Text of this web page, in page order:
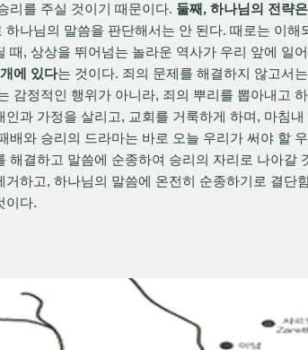
리를 주실 것이기 때문이다. 둘째, 하나님의 전략
나님의 말씀을 판단해서는 안 된다. 때로는 이해
, 상상을 뛰어넘는 놀라운 역사가 우리 앞에 일
에 있다는 것이다. 죄의 문제를 해결하지 않고서
감정적인 행위가 아니라, 죄의 뿌리를 뽑아내고
과 가정을 살리고, 교회를 거룩하게 하며, 마침
와 승리의 드라마는 바로 오늘 우리가 써야 할
결하고 말씀에 순종하여 승리의 자리로 나아갈
하고, 하나님의 말씀에 온전히 순종하기로 결단
이다.